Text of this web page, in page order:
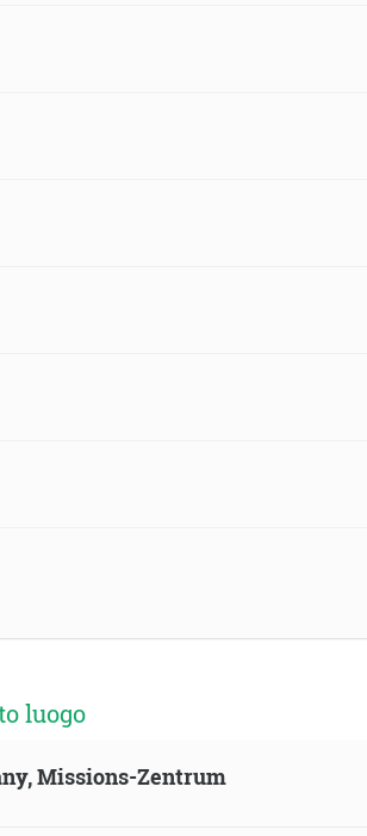
luogo
Missions-Zentrum